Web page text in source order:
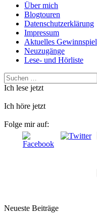
Über mich
Blogtouren
Datenschutzerklärung
Impressum
Aktuelles Gewinnspiel
Neuzugänge
Lese- und Hörliste
Suchen
nach:
Ich lese jetzt
Ich höre jetzt
Folge mir auf:
Neueste Beiträge